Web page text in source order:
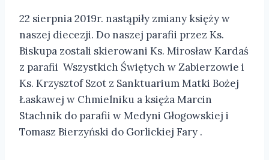
22 sierpnia 2019r. nastąpiły zmiany księży w
naszej diecezji. Do naszej parafii przez Ks.
Biskupa zostali skierowani Ks. Mirosław Kardaś
z parafii Wszystkich Świętych w Zabierzowie i
Ks. Krzysztof Szot z Sanktuarium Matki Bożej
Łaskawej w Chmielniku a księża Marcin
Stachnik do parafii w Medyni Głogowskiej i
Tomasz Bierzyński do Gorlickiej Fary .